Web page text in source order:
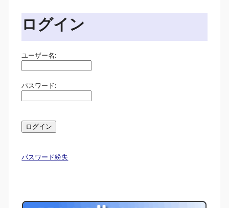
ログイン
ユーザー名:
パスワード:
パスワード紛失